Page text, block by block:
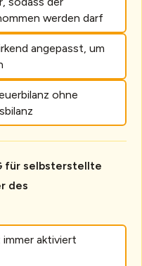
werden darf
angepasst, um
ohne
für selbsterstellte
des
immer aktiviert